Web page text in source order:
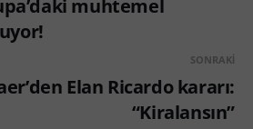
muhtemel
SONRAKI
Elan Ricardo kararı:
“Kiralansın”